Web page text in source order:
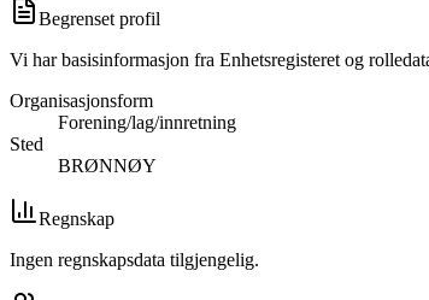
Begrenset profil
Vi har basisinformasjon fra Enhetsregisteret og
Organisasjonsform
Forening/lag/innretning
Sted
BRØNNØY
Regnskap
Ingen regnskapsdata tilgjengelig.